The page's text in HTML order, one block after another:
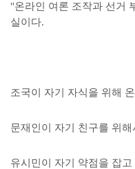
"온라인 여론 조작과 선거
실이다.
조국이 자기 자식을 위해
문재인이 자기 친구를 위
유시민이 자기 약점을 잡